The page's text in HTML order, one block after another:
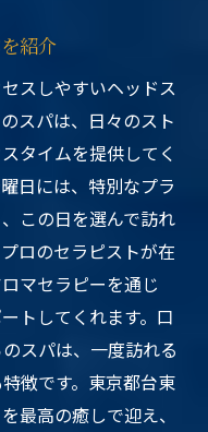
紹介
スしやすいヘッドス
スパは、日々のスト
タイムを提供してく
日には、特別なプラ
この日を選んで訪れ
ロのセラピストが在
マセラピーを通じ
トしてくれます。口
スパは、一度訪れる
徴です。東京都台東
最高の癒しで迎え、